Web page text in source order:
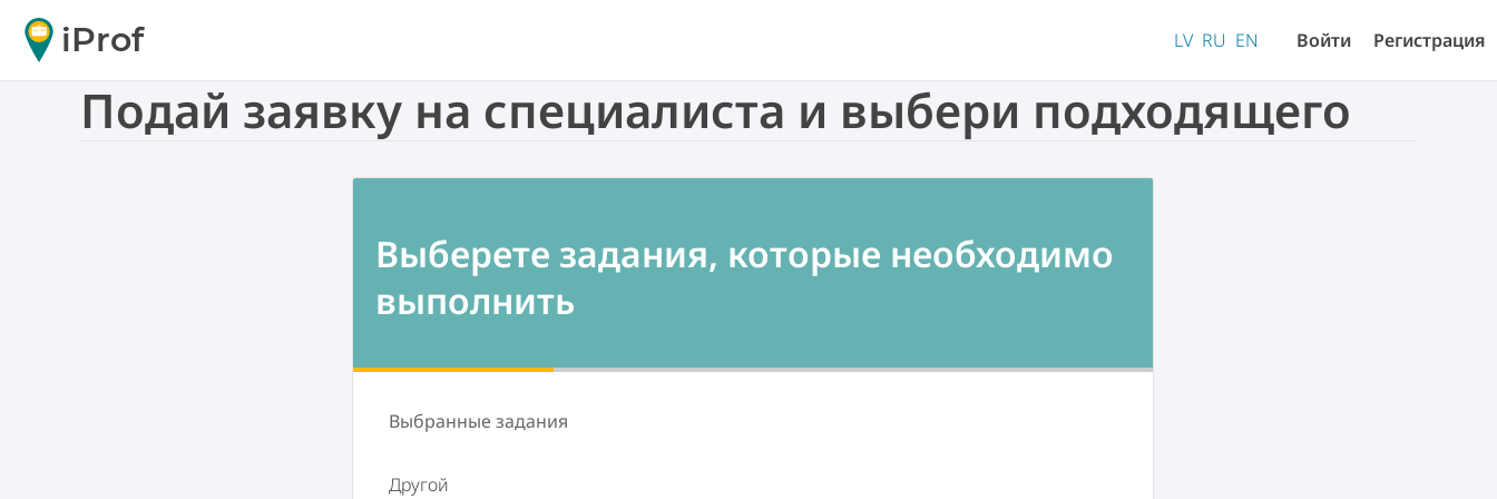
iProf LV RU EN Войти Регистрация
Подай заявку на специалиста и выбери подходящего
Выберете задания, которые необходимо
выполнить
Выбранные задания
Другой